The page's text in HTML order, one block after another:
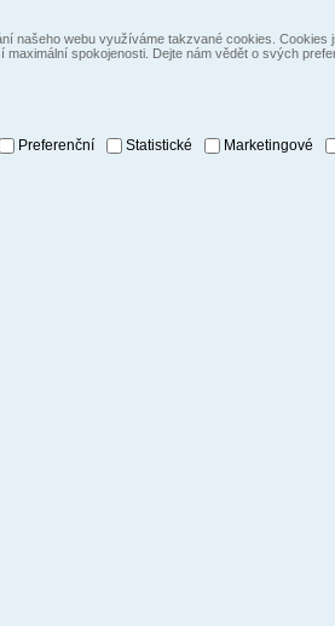
našeho webu využíváme takzvané cookies.
maximální spokojenosti. Dejte nám vědět o svých
Preferenční Statistické Marketingové